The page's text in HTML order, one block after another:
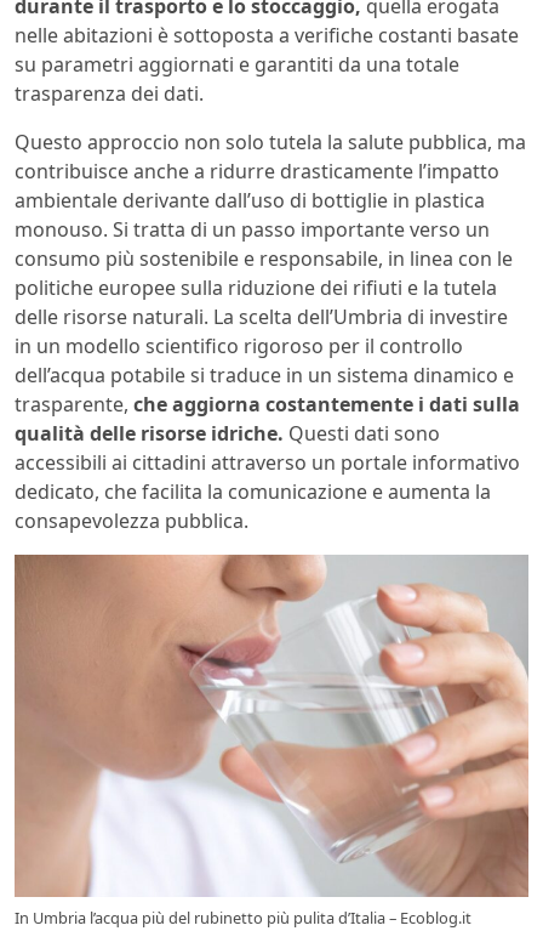
durante il trasporto e lo stoccaggio, quella erogata
nelle abitazioni è sottoposta a verifiche costanti basate
su parametri aggiornati e garantiti da una totale
trasparenza dei dati.
Questo approccio non solo tutela la salute pubblica, ma
contribuisce anche a ridurre drasticamente l’impatto
ambientale derivante dall’uso di bottiglie in plastica
monouso. Si tratta di un passo importante verso un
consumo più sostenibile e responsabile, in linea con le
politiche europee sulla riduzione dei rifiuti e la tutela
delle risorse naturali. La scelta dell’Umbria di investire
in un modello scientifico rigoroso per il controllo
dell’acqua potabile si traduce in un sistema dinamico e
trasparente, che aggiorna costantemente i dati sulla
qualità delle risorse idriche. Questi dati sono
accessibili ai cittadini attraverso un portale informativo
dedicato, che facilita la comunicazione e aumenta la
consapevolezza pubblica.
In Umbria l’acqua più del rubinetto più pulita d’Italia – Ecoblog.it